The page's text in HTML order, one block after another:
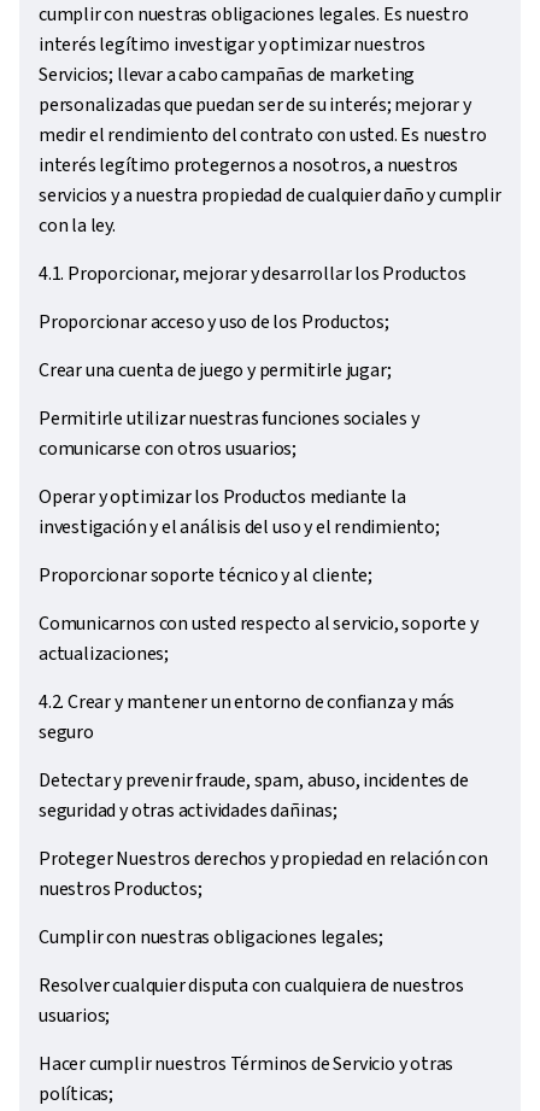
cumplir con nuestras obligaciones legales. Es nuestro
interés legítimo investigar y optimizar nuestros
Servicios; llevar a cabo campañas de marketing
personalizadas que puedan ser de su interés; mejorar y
medir el rendimiento del contrato con usted. Es nuestro
interés legítimo protegernos a nosotros, a nuestros
servicios y a nuestra propiedad de cualquier daño y cumplir
con la ley.
4.1. Proporcionar, mejorar y desarrollar los Productos
Proporcionar acceso y uso de los Productos;
Crear una cuenta de juego y permitirle jugar;
Permitirle utilizar nuestras funciones sociales y
comunicarse con otros usuarios;
Operar y optimizar los Productos mediante la
investigación y el análisis del uso y el rendimiento;
Proporcionar soporte técnico y al cliente;
Comunicarnos con usted respecto al servicio, soporte y
actualizaciones;
4.2. Crear y mantener un entorno de confianza y más
seguro
Detectar y prevenir fraude, spam, abuso, incidentes de
seguridad y otras actividades dañinas;
Proteger Nuestros derechos y propiedad en relación con
nuestros Productos;
Cumplir con nuestras obligaciones legales;
Resolver cualquier disputa con cualquiera de nuestros
usuarios;
Hacer cumplir nuestros Términos de Servicio y otras
políticas;